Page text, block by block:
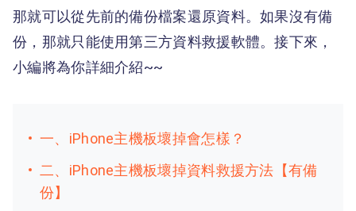
那就可以從先前的備份檔案還原資料。如果沒有備
份，那就只能使用第三方資料救援軟體。接下來，
小編將為你詳細介紹~~
一、iPhone主機板壞掉會怎樣？
二、iPhone主機板壞掉資料救援方法【有備
份】